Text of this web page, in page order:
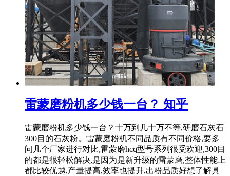
雷蒙磨粉机多少钱一台？ 知乎
雷蒙磨粉机多少钱一台？十万到几十万不等,研磨石灰石
300目的石灰粉。雷蒙磨粉机不同品质有不同价格,要多
问几个厂家进行对比,雷蒙磨hcq型号系列很受欢迎,300目
的都是很轻松解决,是因为是新升级的雷蒙磨,整体性能上
都比较优越,产量提高,效率也提升,出粉品质好想了解具